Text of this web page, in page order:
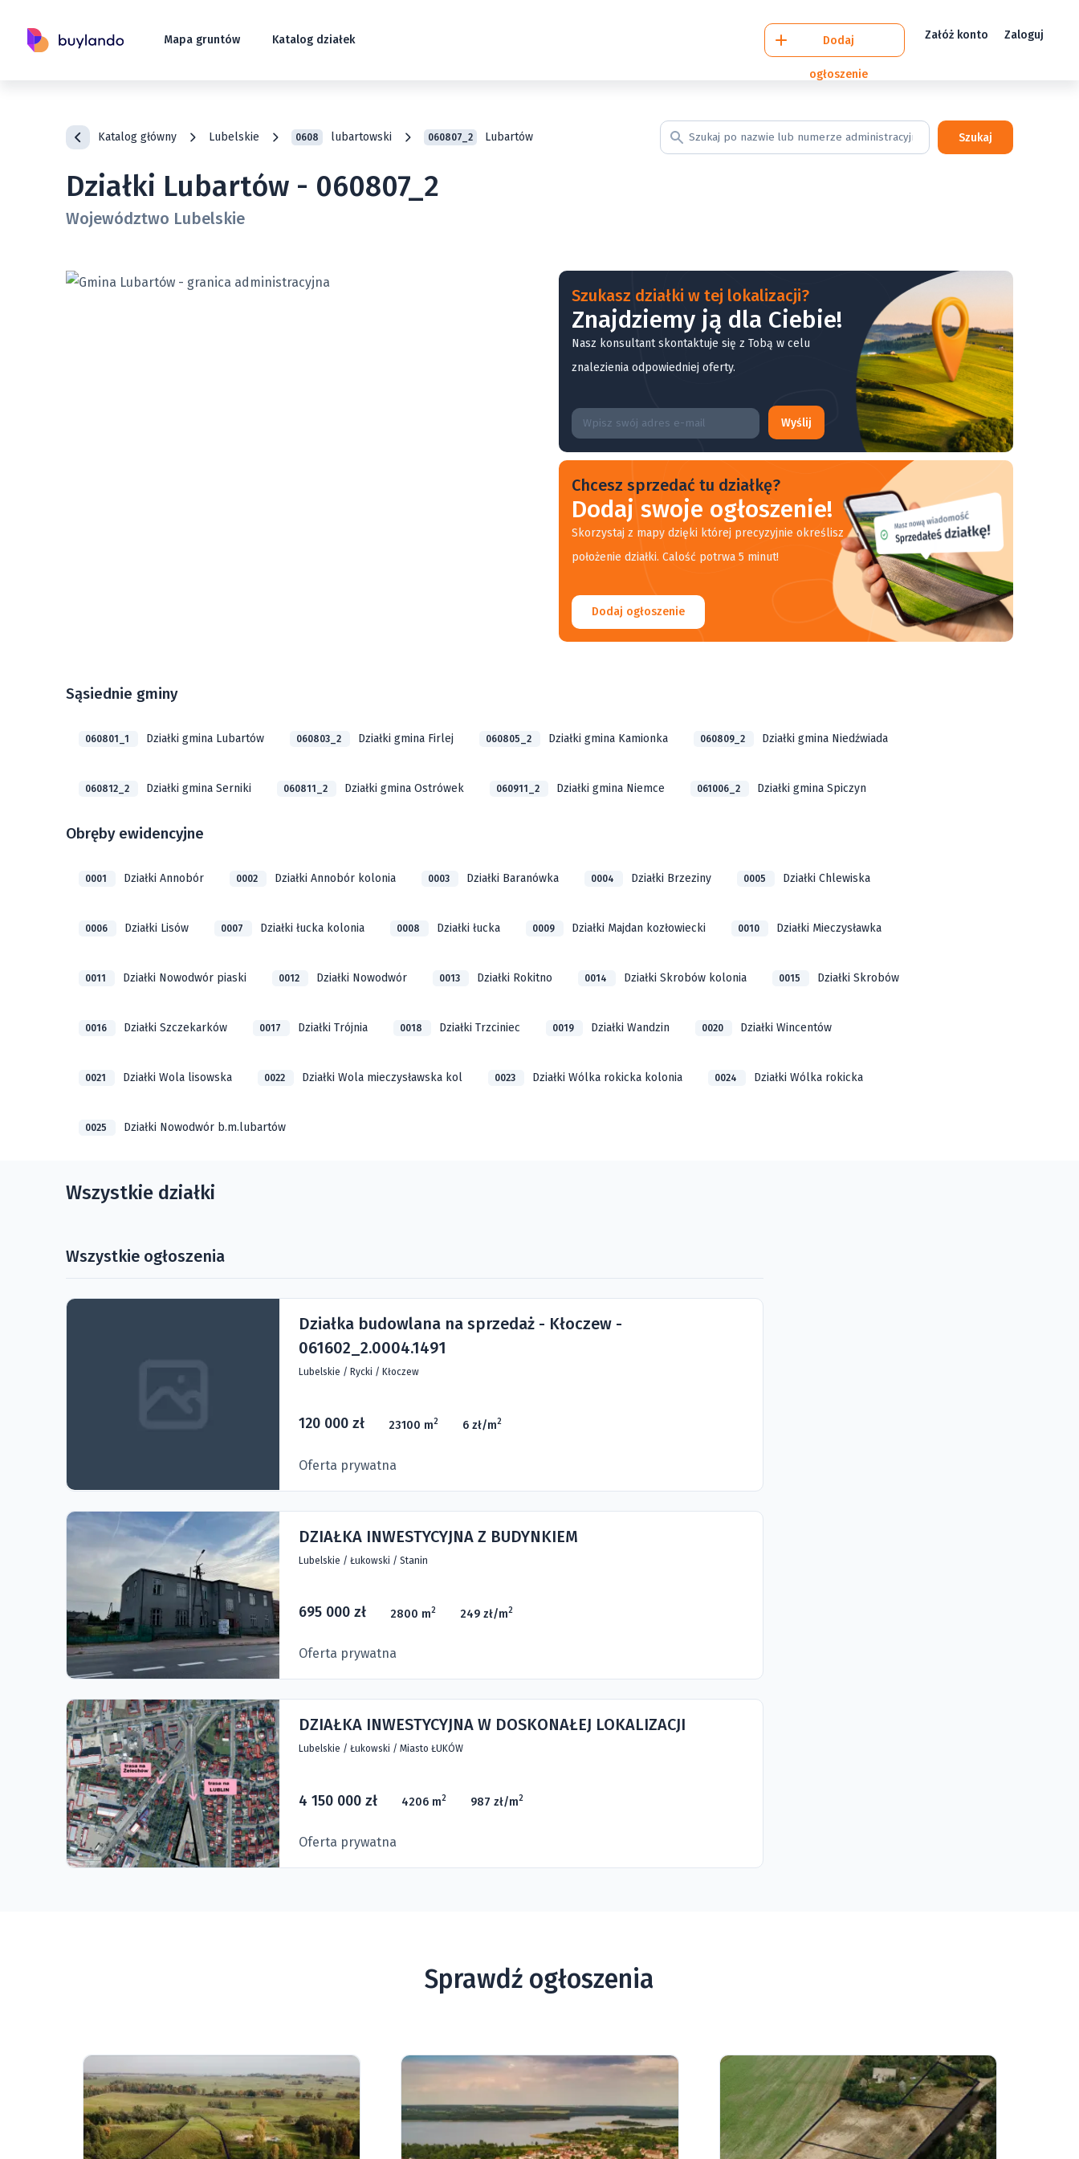
Mapa gruntów Katalog działek Dodaj
ogłoszenie
Załóż konto Zaloguj
Katalog główny Lubelskie 0608 lubartowski 060807_2 Lubartów Szukaj
Działki Lubartów - 060807_2
Województwo Lubelskie
Szukasz działki w tej lokalizacji?
Znajdziemy ją dla Ciebie!
Nasz konsultant skontaktuje się z Tobą w celu
znalezienia odpowiedniej oferty.
Wyślij
Chcesz sprzedać tu działkę?
Dodaj swoje ogłoszenie!
Skorzystaj z mapy dzięki której precyzyjnie określisz
położenie działki. Calość potrwa 5 minut!
Dodaj ogłoszenie
Sąsiednie gminy
060801_1 Działki gmina Lubartów 060803_2 Działki gmina Firlej 060805_2 Działki gmina Kamionka 060809_2 Działki gmina Niedźwiada
060812_2 Działki gmina Serniki 060811_2 Działki gmina Ostrówek 060911_2 Działki gmina Niemce 061006_2 Działki gmina Spiczyn
Obręby ewidencyjne
0001 Działki Annobór 0002 Działki Annobór kolonia 0003 Działki Baranówka 0004 Działki Brzeziny 0005 Działki Chlewiska
0006 Działki Lisów 0007 Działki łucka kolonia 0008 Działki łucka 0009 Działki Majdan kozłowiecki 0010 Działki Mieczysławka
0011 Działki Nowodwór piaski 0012 Działki Nowodwór 0013 Działki Rokitno 0014 Działki Skrobów kolonia 0015 Działki Skrobów
0016 Działki Szczekarków 0017 Działki Trójnia 0018 Działki Trzciniec 0019 Działki Wandzin 0020 Działki Wincentów
0021 Działki Wola lisowska 0022 Działki Wola mieczysławska kol 0023 Działki Wólka rokicka kolonia 0024 Działki Wólka rokicka
0025 Działki Nowodwór b.m.lubartów
Wszystkie działki
Wszystkie ogłoszenia
Działka budowlana na sprzedaż - Kłoczew -
061602_2.0004.1491
Lubelskie / Rycki / Kłoczew
120 000 zł 23100 m2 6 zł/m2
Oferta prywatna
DZIAŁKA INWESTYCYJNA Z BUDYNKIEM
Lubelskie / Łukowski / Stanin
695 000 zł 2800 m2 249 zł/m2
Oferta prywatna
DZIAŁKA INWESTYCYJNA W DOSKONAŁEJ LOKALIZACJI
Lubelskie / Łukowski / Miasto ŁUKÓW
4 150 000 zł 4206 m2 987 zł/m2
Oferta prywatna
Sprawdź ogłoszenia